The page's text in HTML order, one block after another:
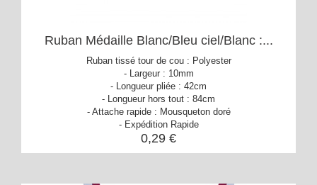
Ruban Médaille Blanc/Bleu ciel/Blanc :...
Ruban tissé tour de cou : Polyester
- Largeur : 10mm
- Longueur pliée : 42cm
- Longueur hors tout : 84cm
- Attache rapide : Mousqueton doré
- Expédition Rapide
0,29 €